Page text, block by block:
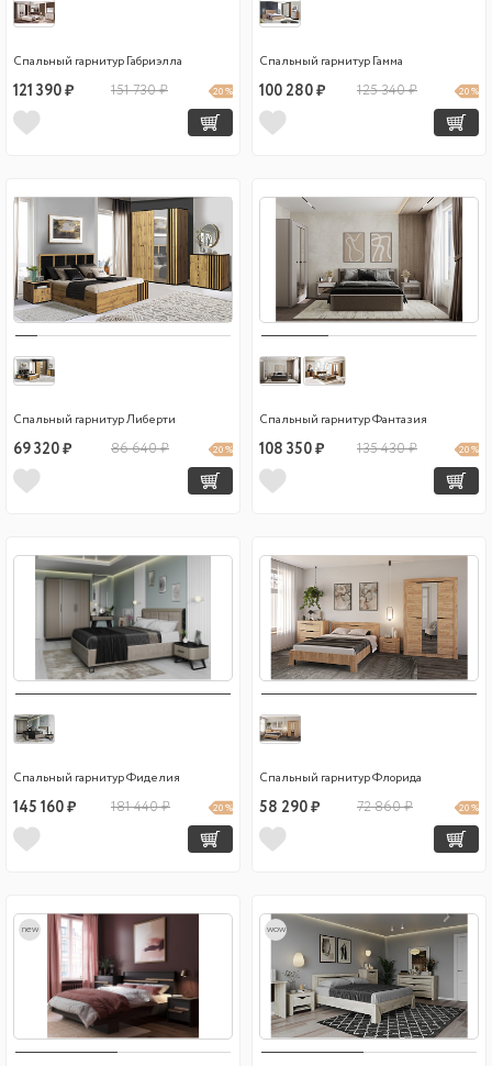
Спальный гарнитур Габриэлла
121 390 ₽ 151 730 ₽ 20 %
Спальный гарнитур Гамма
100 280 ₽ 125 340 ₽ 20 %
Спальный гарнитур Либерти
69 320 ₽ 86 640 ₽ 20 %
Спальный гарнитур Фантазия
108 350 ₽ 135 430 ₽ 20 %
Спальный гарнитур Фиделия
145 160 ₽ 181 440 ₽ 20 %
Спальный гарнитур Флорида
58 290 ₽ 72 860 ₽ 20 %
new wow